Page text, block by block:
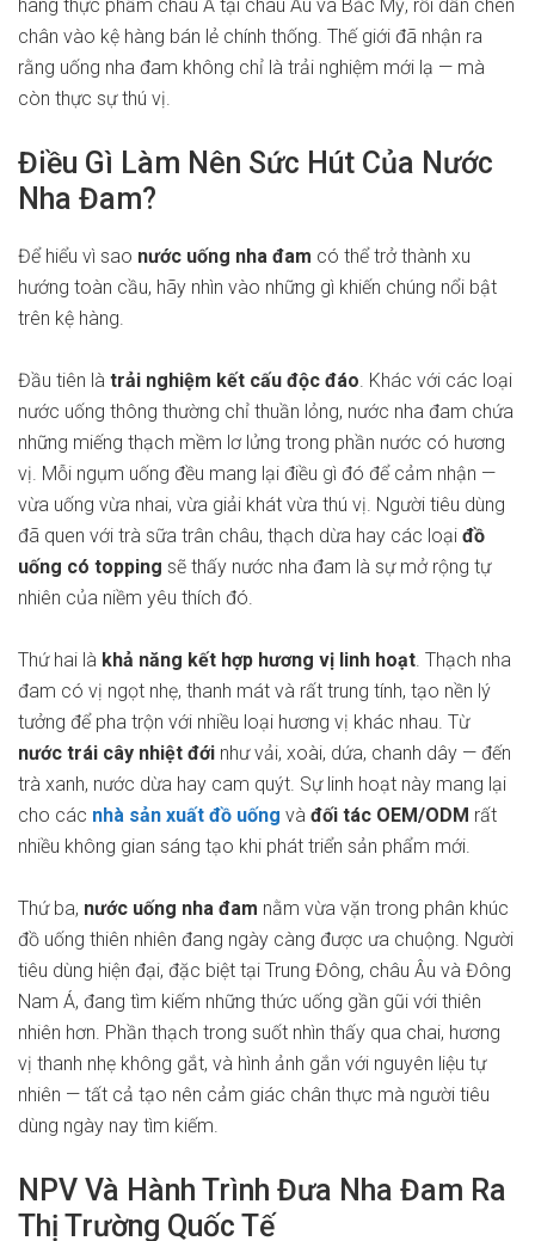
hàng thực phẩm châu Á tại châu Âu và Bắc Mỹ, rồi dần chen
chân vào kệ hàng bán lẻ chính thống. Thế giới đã nhận ra
rằng uống nha đam không chỉ là trải nghiệm mới lạ — mà
còn thực sự thú vị.
Điều Gì Làm Nên Sức Hút Của Nước
Nha Đam?
Để hiểu vì sao nước uống nha đam có thể trở thành xu
hướng toàn cầu, hãy nhìn vào những gì khiến chúng nổi bật
trên kệ hàng.
Đầu tiên là trải nghiệm kết cấu độc đáo. Khác với các loại
nước uống thông thường chỉ thuần lỏng, nước nha đam chứa
những miếng thạch mềm lơ lửng trong phần nước có hương
vị. Mỗi ngụm uống đều mang lại điều gì đó để cảm nhận —
vừa uống vừa nhai, vừa giải khát vừa thú vị. Người tiêu dùng
đã quen với trà sữa trân châu, thạch dừa hay các loại đồ
uống có topping sẽ thấy nước nha đam là sự mở rộng tự
nhiên của niềm yêu thích đó.
Thứ hai là khả năng kết hợp hương vị linh hoạt. Thạch nha
đam có vị ngọt nhẹ, thanh mát và rất trung tính, tạo nền lý
tưởng để pha trộn với nhiều loại hương vị khác nhau. Từ
nước trái cây nhiệt đới như vải, xoài, dứa, chanh dây — đến
trà xanh, nước dừa hay cam quýt. Sự linh hoạt này mang lại
cho các nhà sản xuất đồ uống và đối tác OEM/ODM rất
nhiều không gian sáng tạo khi phát triển sản phẩm mới.
Thứ ba, nước uống nha đam nằm vừa vặn trong phân khúc
đồ uống thiên nhiên đang ngày càng được ưa chuộng. Người
tiêu dùng hiện đại, đặc biệt tại Trung Đông, châu Âu và Đông
Nam Á, đang tìm kiếm những thức uống gần gũi với thiên
nhiên hơn. Phần thạch trong suốt nhìn thấy qua chai, hương
vị thanh nhẹ không gắt, và hình ảnh gắn với nguyên liệu tự
nhiên — tất cả tạo nên cảm giác chân thực mà người tiêu
dùng ngày nay tìm kiếm.
NPV Và Hành Trình Đưa Nha Đam Ra
Thị Trường Quốc Tế